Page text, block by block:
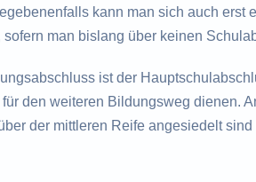
kann man sich auch erst
man bislang über keinen
ist der
den weiteren Bildungsweg dienen.
der mittleren Reife angesiedelt